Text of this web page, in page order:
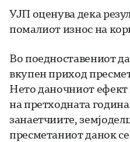
УЈП оценува дека
помалиот износ на
Во поедноставениот
вкупен приход
Нето даночниот ефект
на претходната
занаетчиите,
пресметаниот данок